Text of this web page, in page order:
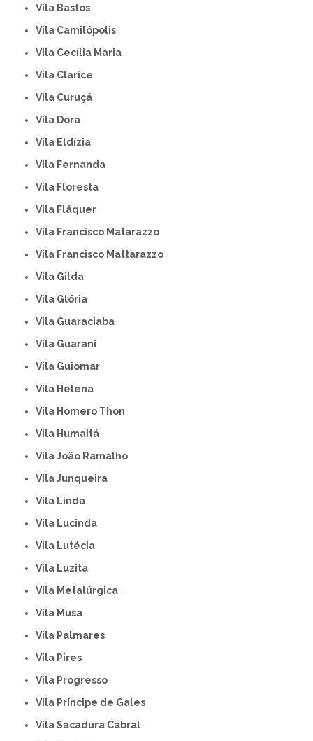
Vila Bastos
Vila Camilópolis
Vila Cecília Maria
Vila Clarice
Vila Curuçá
Vila Dora
Vila Eldízia
Vila Fernanda
Vila Floresta
Vila Fláquer
Vila Francisco Matarazzo
Vila Francisco Mattarazzo
Vila Gilda
Vila Glória
Vila Guaraciaba
Vila Guarani
Vila Guiomar
Vila Helena
Vila Homero Thon
Vila Humaitá
Vila João Ramalho
Vila Junqueira
Vila Linda
Vila Lucinda
Vila Lutécia
Vila Luzita
Vila Metalúrgica
Vila Musa
Vila Palmares
Vila Pires
Vila Progresso
Vila Príncipe de Gales
Vila Sacadura Cabral